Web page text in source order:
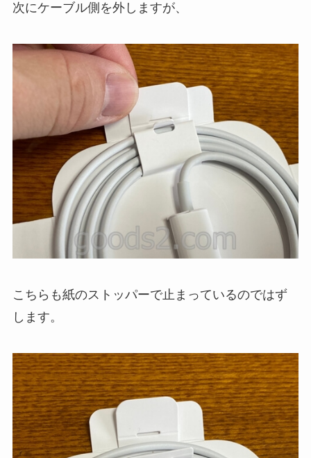
次にケーブル側を外しますが、
こちらも紙のストッパーで止まっているのではず
します。